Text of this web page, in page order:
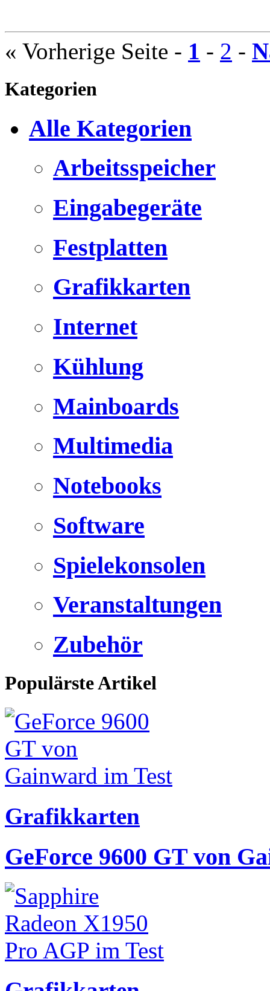
« Vorherige Seite - 1 - 2 -
Kategorien
Alle Kategorien
Arbeitsspeicher
Eingabegeräte
Festplatten
Grafikkarten
Internet
Kühlung
Mainboards
Multimedia
Notebooks
Software
Spielekonsolen
Veranstaltungen
Zubehör
Populärste Artikel
Grafikkarten
GeForce 9600 GT von